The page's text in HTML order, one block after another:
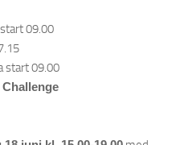
09.00
start 09.00